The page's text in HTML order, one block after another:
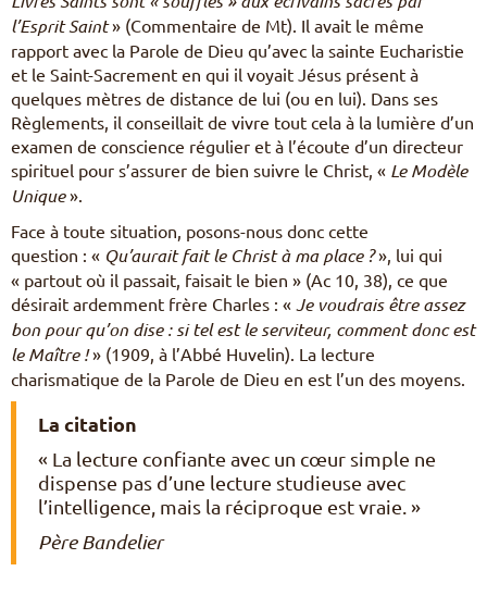
l’Esprit Saint» (Commentaire de Mt). Il avait le même
rapport avec la Parole de Dieu qu’avec la sainte Eucharistie
et le Saint-Sacrement en qui il voyait Jésus présent à
quelques mètres de distance de lui (ou en lui). Dans ses
Règlements, il conseillait de vivre tout cela à la lumière d’un
examen de conscience régulier et à l’écoute d’un directeur
spirituel pour s’assurer de bien suivre le Christ, « Le Modèle
Unique».
Face à toute situation, posons-nous donc cette
question : « Qu’aurait fait le Christ à ma place ?», lui qui
« partout où il passait, faisait le bien » (Ac 10, 38), ce que
désirait ardemment frère Charles : « Je voudrais être assez
bon pour qu’on dise : si tel est le serviteur, comment donc est
le Maître !» (1909, à l’Abbé Huvelin). La lecture
charismatique de la Parole de Dieu en est l’un des moyens.
La citation
« La lecture confiante avec un cœur simple ne
dispense pas d’une lecture studieuse avec
l’intelligence, mais la réciproque est vraie. »
Père Bandelier